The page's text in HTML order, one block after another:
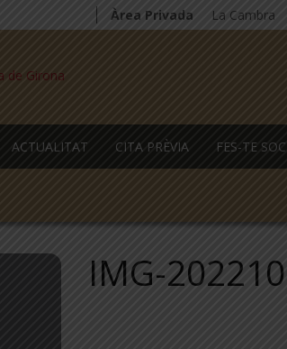
Àrea Privada La Cambra
ACTUALITAT CITA PRÈVIA FES-TE
IMG-